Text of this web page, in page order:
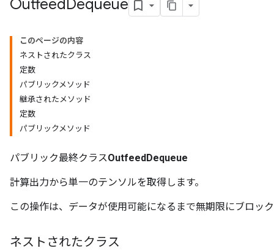
OutfeedDequeue
このページの内容
ネストされたクラス
定数
パブリックメソッド
継承されたメソッド
定数
パブリックメソッド
パブリック最終クラスOutfeedDequeue
計算出力から単一のテンソルを取得します。
この操作は、データが使用可能になるまで無期限にブロッ
ネストされたクラス